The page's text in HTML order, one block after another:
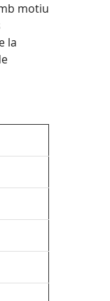
motiu
la